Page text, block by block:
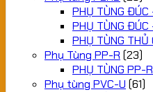
PHỤ TÙNG
PHỤ TÙNG
PHỤ TÙNG THỦ
Phụ Tùng PP-R (23)
PHỤ TÙNG PP-
Phụ tùng PVC-U (61)